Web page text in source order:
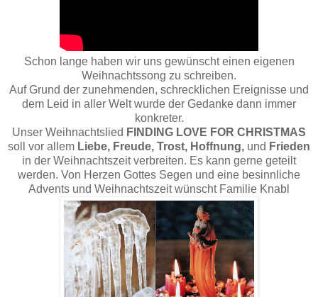
Schon lange haben wir uns gewünscht einen eigenen
Weihnachtssong zu schreiben.
Auf Grund der zunehmenden, schrecklichen Ereignisse und
dem Leid in aller Welt wurde der Gedanke dann immer
konkreter.
Unser Weihnachtslied FINDING LOVE FOR CHRISTMAS
soll vor allem Liebe, Freude, Trost, Hoffnung, und Frieden
in der Weihnachtszeit verbreiten. Es kann gerne geteilt
werden. Von Herzen Gottes Segen und eine besinnliche
Advents und Weihnachtszeit wünscht Familie Knabl